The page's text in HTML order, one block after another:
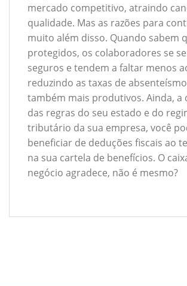
mercado competitivo, atraindo
qualidade. Mas as razões para
muito além disso. Quando sabem
protegidos, os colaboradores se
seguros e tendem a faltar menos
reduzindo as taxas de
também mais produtivos. Ainda, a
das regras do seu estado e do
tributário da sua empresa, você
beneficiar de deduções fiscais ao
na sua cartela de benefícios. O
negócio agradece, não é mesmo?